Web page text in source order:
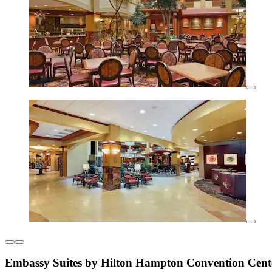
Embassy Suites by Hilton Hampton Convention